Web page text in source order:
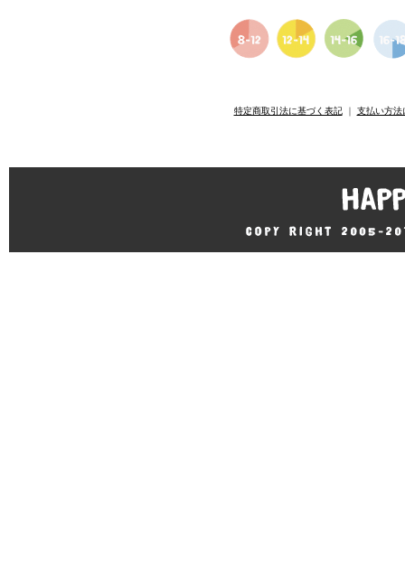
特定商取引法に基づく表記｜ 支払い方法